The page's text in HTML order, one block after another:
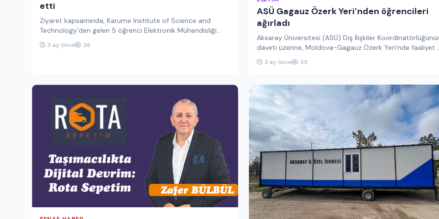
etti
Ziyaret kapsamında, Karume Institute of Science and
Technology’den gelen 5 öğrenci Elektronik Mühendisliği
Bölümünde öğrenim görürken, Uganda Christian…
3 ay önce 36
ASÜ Gagauz Özerk Yeri’nden öğrencileri
ağırladı
Aksaray Üniversitesi (ASÜ) Dış İlişkiler
daveti üzerine, Moldova-Gagauz Özerk Yeri’nde faaliyet
gösteren TİKA Mustafa Kemal Atatürk Kütüphanesi…
3 ay önce 35